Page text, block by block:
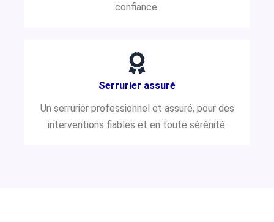
confiance.
Serrurier assuré
Un serrurier professionnel et assuré, pour des
interventions fiables et en toute sérénité.